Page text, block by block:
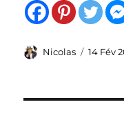
Auteur
Nicolas
Publié
14 Fév